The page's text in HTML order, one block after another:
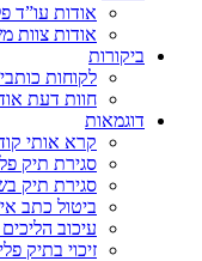
אודות עו”ד
אודות צוות
ביקורות
לקוחות
חוות דעת
דוגמאות
קרא אותי
סגירת תיק
סגירת תיק
ביטול כתב
עיכוב
זיכוי בתיק